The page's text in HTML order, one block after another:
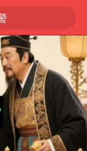
跨界融合拉长夏日经济消费链条
白海豚预计将在浙江苍南到三门一带登陆
王艺迪2-4张本美和 无缘横滨赛决赛
2026年7月份居民消费价格同比上涨0.5%